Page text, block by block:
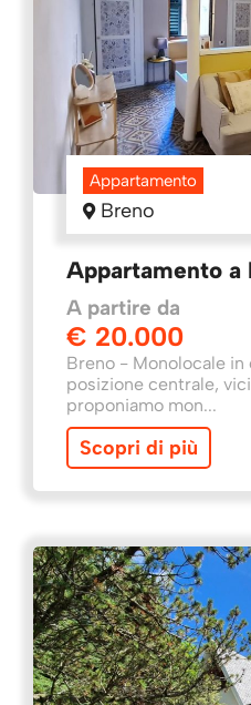
Appartamento
Breno
Appartamento a
A partire da
€ 20.000
Breno - Monolocale
posizione centrale,
proponiamo mon...
Scopri di più